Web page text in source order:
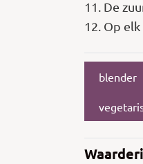
11. De
12. Op
blender